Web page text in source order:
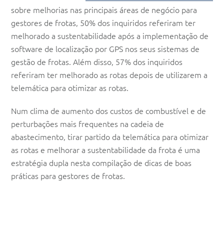
sobre melhorias nas principais áreas de negócio para
gestores de frotas, 50% dos inquiridos referiram ter
melhorado a sustentabilidade após a implementação de
software de localização por GPS nos seus sistemas de
gestão de frotas. Além disso, 57% dos inquiridos
referiram ter melhorado as rotas depois de utilizarem a
telemática para otimizar as rotas.
Num clima de aumento dos custos de combustível e de
perturbações mais frequentes na cadeia de
abastecimento, tirar partido da telemática para otimizar
as rotas e melhorar a sustentabilidade da frota é uma
estratégia dupla nesta compilação de dicas de boas
práticas para gestores de frotas.